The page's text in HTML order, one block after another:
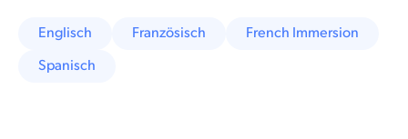
Englisch Französisch
French Immersion
Spanisch